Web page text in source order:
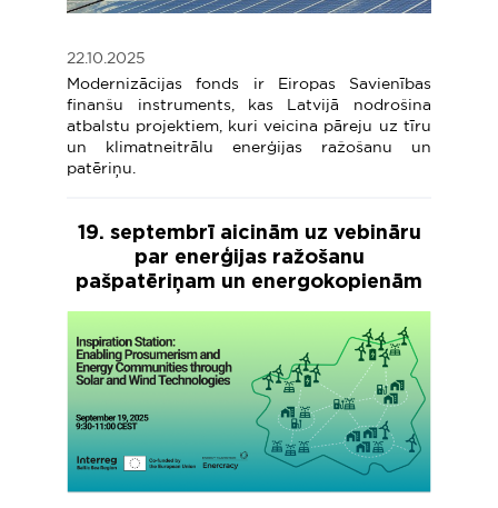
22.10.2025
Modernizācijas fonds ir Eiropas Savienības
finanšu instruments, kas Latvijā nodrošina
atbalstu projektiem, kuri veicina pāreju uz tīru
un klimatneitrālu enerģijas ražošanu un
patēriņu.
19. septembrī aicinām uz vebināru
par enerģijas ražošanu
pašpatēriņam un energokopienām